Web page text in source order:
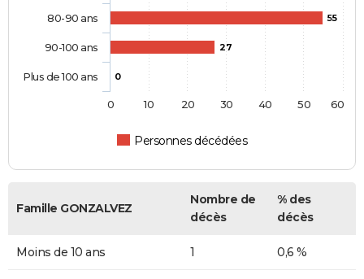
55
27
0
Personnes décédées
80-90 ans
90-100 ans
Plus de 100 ans
0 10 20 30 40 50 60
Famille GONZALVEZ
Nombre de
décès
% des
décès
Moins de 10 ans 1 0,6 %